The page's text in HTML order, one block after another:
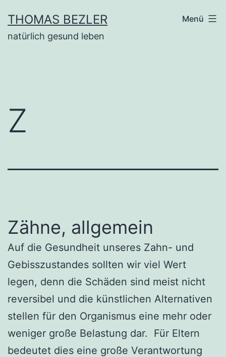
Inhalt
springen
THOMAS BEZLER
natürlich gesund leben
Menü
Z
Zähne, allgemein
Auf die Gesundheit unseres Zahn- und
Gebisszustandes sollten wir viel Wert
legen, denn die Schäden sind meist nicht
reversibel und die künstlichen Alternativen
stellen für den Organismus eine mehr oder
weniger große Belastung dar. Für Eltern
bedeutet dies eine große Verantwortung